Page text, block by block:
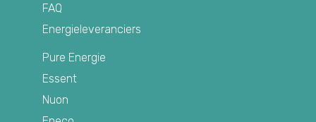
FAQ
Energieleveranciers
Pure Energie
Essent
Nuon